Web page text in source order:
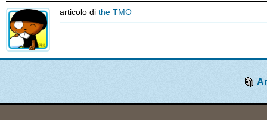
articolo di the TMO